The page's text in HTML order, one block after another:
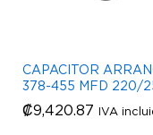
CAPACITOR
378-455 MFD 220/
₡9,420.87 IVA
₡9,420.87